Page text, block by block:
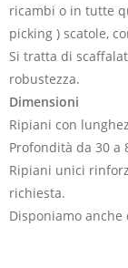
ricambi o in tutte
picking ) scatole,
Si tratta di
robustezza.
Dimensioni
Ripiani con
Profondità da 30 a
Ripiani unici
richiesta.
Disponiamo